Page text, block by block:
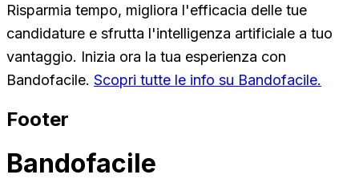
Risparmia tempo, migliora l'efficacia delle tue
candidature e sfrutta l'intelligenza artificiale a tuo
vantaggio. Inizia ora la tua esperienza con
Bandofacile. Scopri tutte le info su Bandofacile.
Footer
Bandofacile